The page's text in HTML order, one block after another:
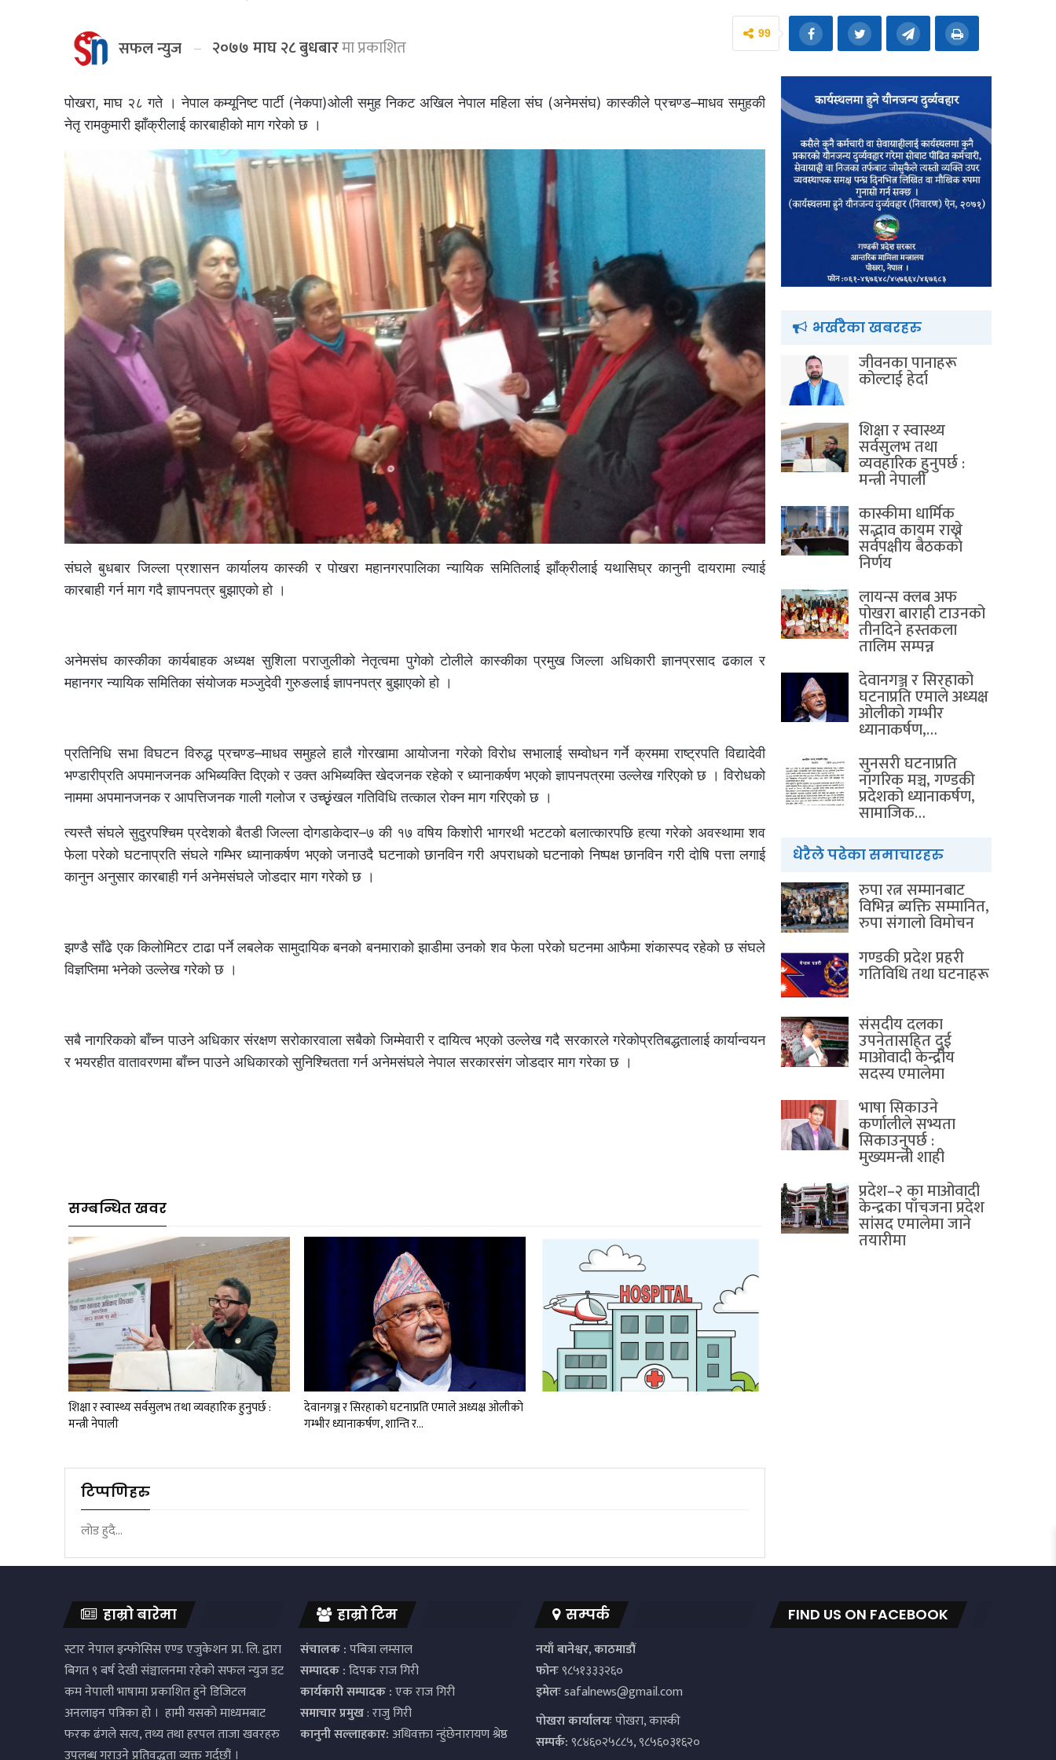
सफल न्युज २०७७ माघ २८ बुधबारमा प्रकाशित
99
पोखरा, माघ २८ गते । नेपाल कम्यूनिष्ट पार्टी (नेकपा)ओली समुह निकट अखिल नेपाल महिला संघ (अनेमसंघ) कास्कीले प्रचण्ड–माधव समुहकी
नेतृ रामकुमारी झाँक्रीलाई कारबाहीको माग गरेको छ ।
संघले बुधबार जिल्ला प्रशासन कार्यालय कास्की र पोखरा महानगरपालिका न्यायिक समितिलाई झाँक्रीलाई यथासिघ्र कानुनी दायरामा ल्याई
कारबाही गर्न माग गदै ज्ञापनपत्र बुझाएको हो ।
अनेमसंघ कास्कीका कार्यबाहक अध्यक्ष सुशिला पराजुलीको नेतृत्वमा पुगेको टोलीले कास्कीका प्रमुख जिल्ला अधिकारी ज्ञानप्रसाद ढकाल र
महानगर न्यायिक समितिका संयोजक मञ्जुदेवी गुरुङलाई ज्ञापनपत्र बुझाएको हो ।
प्रतिनिधि सभा विघटन विरुद्ध प्रचण्ड–माधव समुहले हालै गोरखामा आयोजना गरेको विरोध सभालाई सम्वोधन गर्ने क्रममा राष्ट्रपति विद्यादेवी
भण्डारीप्रति अपमानजनक अभिब्यक्ति दिएको र उक्त अभिब्यक्ति खेदजनक रहेको र ध्यानाकर्षण भएको ज्ञापनपत्रमा उल्लेख गरिएको छ । विरोधको
नाममा अपमानजनक र आपत्तिजनक गाली गलोज र उच्छृृंखल गतिविधि तत्काल रोक्न माग गरिएको छ ।
त्यस्तै संघले सुदुरपश्चिम प्रदेशको बैतडी जिल्ला दोगडाकेदार–७ की १७ वषिय किशोरी भागरथी भटटको बलात्कारपछि हत्या गरेको अवस्थामा शव
फेला परेको घटनाप्रति संघले गम्भिर ध्यानाकर्षण भएको जनाउदै घटनाको छानविन गरी अपराधको घटनाको निष्पक्ष छानविन गरी दोषि पत्ता लगाई
कानुन अनुसार कारबाही गर्न अनेमसंघले जोडदार माग गरेको छ ।
झण्डै साँढे एक किलोमिटर टाढा पर्ने लबलेक सामुदायिक बनको बनमाराको झाडीमा उनको शव फेला परेको घटनमा आफैमा शंकास्पद रहेको छ संघले
विज्ञप्तिमा भनेको उल्लेख गरेको छ ।
सबै नागरिकको बाँच्न पाउने अधिकार संरक्षण सरोकारवाला सबैको जिम्मेवारी र दायित्व भएको उल्लेख गदै सरकारले गरेकोप्रतिबद्धतालाई कार्यान्वयन
र भयरहीत वातावरणमा बाँच्न पाउने अधिकारको सुनिश्चितता गर्न अनेमसंघले नेपाल सरकारसंग जोडदार माग गरेका छ ।
सम्बन्धित खवर
शिक्षा र स्वास्थ्य सर्वसुलभ तथा व्यवहारिक हुनुपर्छ :
मन्त्री नेपाली
देवानगञ्ज र सिरहाको घटनाप्रति एमाले अध्यक्ष ओलीको
गम्भीर ध्यानाकर्षण, शान्ति र…
टिप्पणिहरु
लोड हुदै...
भर्खरैका खबरहरु
जीवनका पानाहरू
कोल्टाई हेर्दा
शिक्षा र स्वास्थ्य
सर्वसुलभ तथा
व्यवहारिक हुनुपर्छ :
मन्त्री नेपाली
कास्कीमा धार्मिक
सद्भाव कायम राख्ने
सर्वपक्षीय बैठककाे
निर्णय
लायन्स क्लब अफ
पोखरा बाराही टाउनको
तीनदिने हस्तकला
तालिम सम्पन्न
देवानगञ्ज र सिरहाको
घटनाप्रति एमाले अध्यक्ष
ओलीको गम्भीर
ध्यानाकर्षण,…
सुनसरी घटनाप्रति
नागरिक मञ्च, गण्डकी
प्रदेशको ध्यानाकर्षण,
सामाजिक…
धेरैले पढेका समाचारहरु
रुपा रत्न सम्मानबाट
विभिन्न ब्यक्ति सम्मानित,
रुपा संगालो विमोचन
गण्डकी प्रदेश प्रहरी
गतिविधि तथा घटनाहरू
संसदीय दलका
उपनेतासहित दुई
माओवादी केन्द्रीय
सदस्य एमालेमा
भाषा सिकाउने
कर्णालीले सभ्यता
सिकाउनुपर्छ :
मुख्यमन्त्री शाही
प्रदेश–२ का माओवादी
केन्द्रका पाँचजना प्रदेश
सांसद एमालेमा जाने
तयारीमा
हाम्रो बारेमा
स्टार नेपाल इन्फोसिस एण्ड एजुकेशन प्रा. लि. द्वारा
बिगत ९ बर्ष देखी संञ्चालनमा रहेको सफल न्युज डट
कम नेपाली भाषामा प्रकाशित हुने डिजिटल
अनलाइन पत्रिका हो । हामी यसको माध्यमबाट
फरक ढंगले सत्य, तथ्य तथा हरपल ताजा खवरहरु
उपलब्ध गराउने प्रतिवद्धता व्यक्त गर्दछौं ।
हाम्रो टिम
संचालक :पबित्रा लम्साल
सम्पादक :दिपक राज गिरी
कार्यकारी सम्पादक :एक राज गिरी
समाचार प्रमुख: राजु गिरी
कानुनी सल्लाहकार:अधिवक्ता न्हुंछेनारायण श्रेष्ठ
सम्पर्क
नयाँ बानेश्वर, काठमाडौं
फोनः९८५१३३३२६०
इमेलःsafalnews@gmail.com
पाेखरा कार्यालयःपोखरा, कास्की
सम्पर्क:९८४६०२५८८५, ९८५६०३१६२०
FIND US ON FACEBOOK